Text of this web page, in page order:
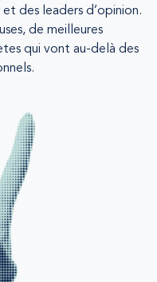
des leaders d’opinion.
de meilleures
qui vont au-delà des